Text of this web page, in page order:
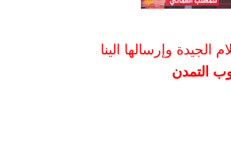
الجيدة وإرسالها الينا
التمدن